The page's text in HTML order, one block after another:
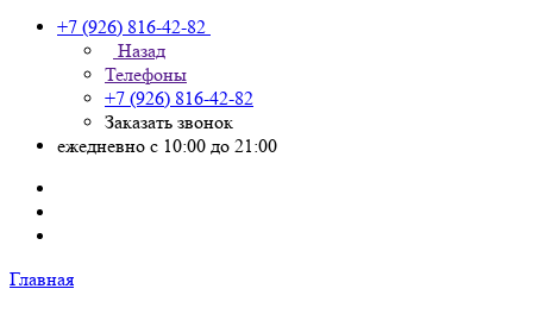
+7 (926) 816-42-82
Назад
Телефоны
+7 (926) 816-42-82
Заказать звонок
ежедневно с 10:00 до 21:00
Главная